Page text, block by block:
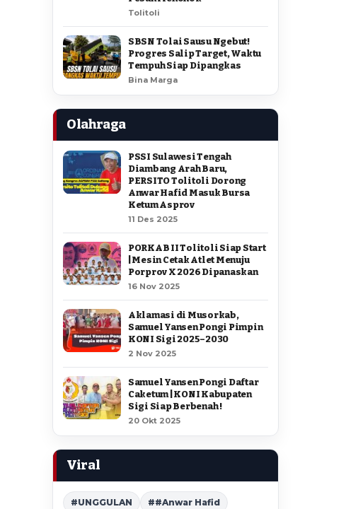
Tolitoli
SBSN Tolai Sausu Ngebut!
Progres Salip Target, Waktu
Tempuh Siap Dipangkas
Bina Marga
Olahraga
PSSI Sulawesi Tengah
Diambang Arah Baru,
PERSITO Tolitoli Dorong
Anwar Hafid Masuk Bursa
Ketum Asprov
11 Des 2025
PORKAB II Tolitoli Siap Start
| Mesin Cetak Atlet Menuju
Porprov X 2026 Dipanaskan
16 Nov 2025
Aklamasi di Musorkab,
Samuel Yansen Pongi Pimpin
KONI Sigi 2025–2030
2 Nov 2025
Samuel Yansen Pongi Daftar
Caketum | KONI Kabupaten
Sigi Siap Berbenah !
20 Okt 2025
Viral
#UNGGULAN ##Anwar Hafid